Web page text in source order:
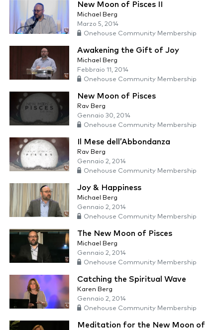
New Moon of Pisces II
Michael Berg
Marzo 5, 2014
Onehouse Community Membership
Awakening the Gift of Joy
Michael Berg
Febbraio 11, 2014
Onehouse Community Membership
New Moon of Pisces
Rav Berg
Gennaio 30, 2014
Onehouse Community Membership
Il Mese dell’Abbondanza
Rav Berg
Gennaio 2, 2014
Onehouse Community Membership
Joy & Happiness
Michael Berg
Gennaio 2, 2014
Onehouse Community Membership
The New Moon of Pisces
Michael Berg
Gennaio 2, 2014
Onehouse Community Membership
Catching the Spiritual Wave
Karen Berg
Gennaio 2, 2014
Onehouse Community Membership
Meditation for the New Moon of